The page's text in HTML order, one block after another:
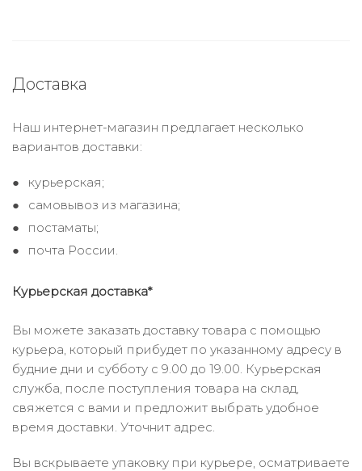
Доставка
Наш интернет-магазин предлагает несколько
вариантов доставки:
курьерская;
самовывоз из магазина;
постаматы;
почта России.
Курьерская доставка*
Вы можете заказать доставку товара с помощью
курьера, который прибудет по указанному адресу в
будние дни и субботу с 9.00 до 19.00. Курьерская
служба, после поступления товара на склад,
свяжется с вами и предложит выбрать удобное
время доставки. Уточнит адрес.
Вы вскрываете упаковку при курьере, осматриваете